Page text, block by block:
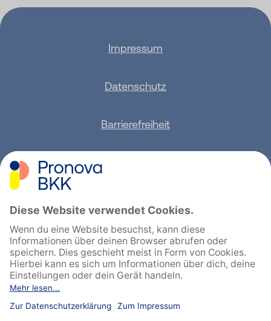
Impressum
Datenschutz
Barrierefreiheit
English
Cookie-Einstellungen